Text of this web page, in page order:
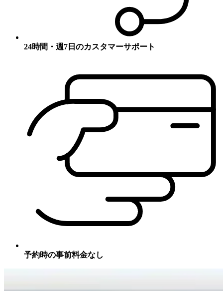
24時間・週7日のカスタマーサポート
予約時の事前料金なし